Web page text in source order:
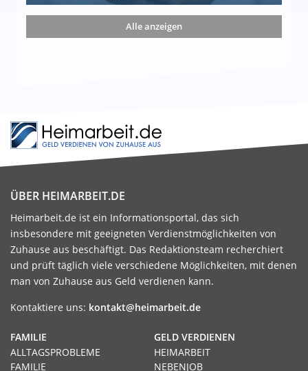
die 15 besten Möglichkeiten
Alle anzeigen
ÜBER HEIMARBEIT.DE
Heimarbeit.de ist ein Informationsportal, das sich
insbesondere mit geeigneten Verdienstmöglichkeiten von
Zuhause aus beschäftigt. Das Redaktionsteam recherchiert
und prüft täglich viele verschiedene Möglichkeiten, mit denen
man von Zuhause aus Geld verdienen kann.
Kontaktiere uns: kontakt@heimarbeit.de
GELD VERDIENEN
HEIMARBEIT
NEBENJOB
FAMILIE
ALLTAGSPROBLEME
FAMILIE